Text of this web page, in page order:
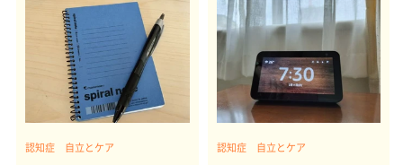
認知症 自立とケア 認知症 自立とケア